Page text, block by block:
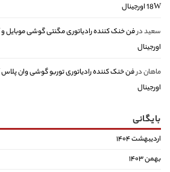
18W اورجینال
سعیددر
اورجینال
ماهاندر
اورجینال
بایگانی
اردیبهشت ۱۴۰۴
بهمن ۱۴۰۳